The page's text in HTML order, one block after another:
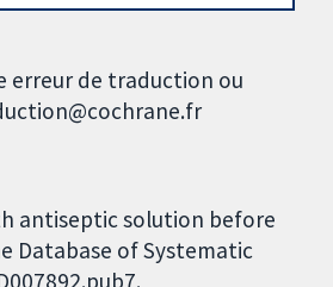
erreur de traduction ou
antiseptic solution before
Database of Systematic